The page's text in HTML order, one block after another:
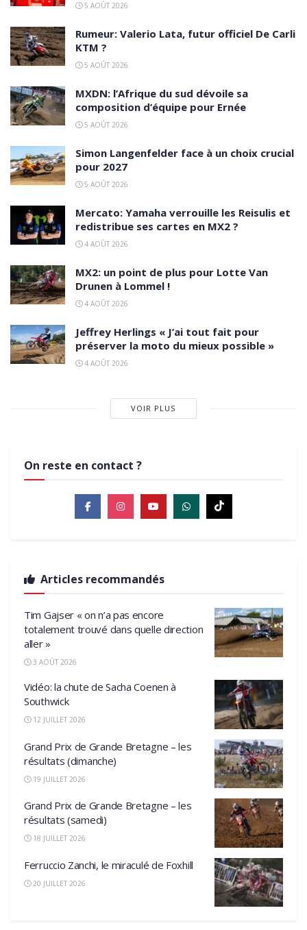
5 AOÛT 2026
Rumeur: Valerio Lata, futur officiel De Carli
KTM ?
5 AOÛT 2026
MXDN: l’Afrique du sud dévoile sa
composition d’équipe pour Ernée
5 AOÛT 2026
Simon Langenfelder face à un choix crucial
pour 2027
5 AOÛT 2026
Mercato: Yamaha verrouille les Reisulis et
redistribue ses cartes en MX2 ?
4 AOÛT 2026
MX2: un point de plus pour Lotte Van
Drunen à Lommel !
4 AOÛT 2026
Jeffrey Herlings « J’ai tout fait pour
préserver la moto du mieux possible »
4 AOÛT 2026
VOIR PLUS
On reste en contact ?
Articles recommandés
Tim Gajser « on n’a pas encore
totalement trouvé dans quelle direction
aller »
3 AOÛT 2026
Vidéo: la chute de Sacha Coenen à
Southwick
12 JUILLET 2026
Grand Prix de Grande Bretagne – les
résultats (dimanche)
19 JUILLET 2026
Grand Prix de Grande Bretagne – les
résultats (samedi)
18 JUILLET 2026
Ferruccio Zanchi, le miraculé de Foxhill
20 JUILLET 2026